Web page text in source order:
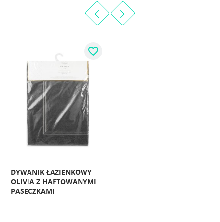
DYWANIK ŁAZIENKOWY
OLIVIA Z HAFTOWANYMI
PASECZKAMI
favorite_border